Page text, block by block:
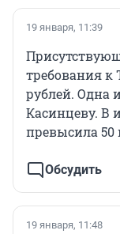
19 января, 11:39
требования к
рублей. Одна
Касинцеву. В
превысила 50
Обсудить
19 января, 11:48